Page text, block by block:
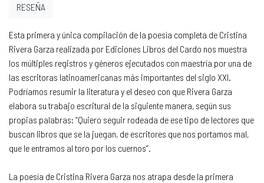
Esta primera y única compilación de la poesía completa de Cristina
Rivera Garza realizada por Ediciones Libros del Cardo nos muestra
los múltiples registros y géneros ejecutados con maestría por una de
las escritoras latinoamericanas más importantes del siglo XXI.
Podríamos resumir la literatura y el deseo con que Rivera Garza
elabora su trabajo escritural de la siguiente manera, según sus
propias palabras: “Quiero seguir rodeada de ese tipo de lectores que
buscan libros que se la juegan, de escritores que nos portamos mal,
que le entramos al toro por los cuernos”.
La poesía de Cristina Rivera Garza nos atrapa desde la primera
RESEÑA